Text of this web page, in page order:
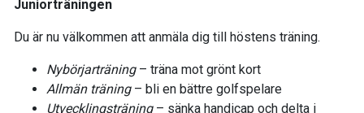
Juniorträningen
Du är nu välkommen att anmäla dig till höstens träning.
Nybörjarträning – träna mot grönt kort
Allmän träning– bli en bättre golfspelare
Utvecklingsträning– sänka handicap och delta i